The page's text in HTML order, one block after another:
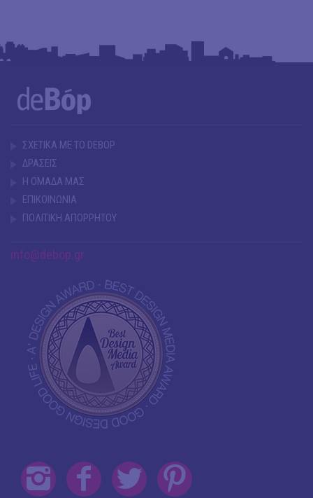
ΣΧΕΤΙΚΑ ΜΕ ΤΟ DEBOP
ΔΡΑΣΕΙΣ
Η ΟΜΑΔΑ ΜΑΣ
ΕΠΙΚΟΙΝΩΝΙΑ
ΠΟΛΙΤΙΚΗ ΑΠΟΡΡΗΤΟΥ
info@debop.gr